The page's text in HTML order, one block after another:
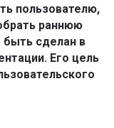
пользователю,
раннюю
сделан в
Его цель